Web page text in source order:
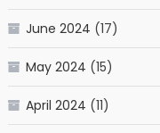
June 2024 (17)
May 2024 (15)
April 2024 (11)